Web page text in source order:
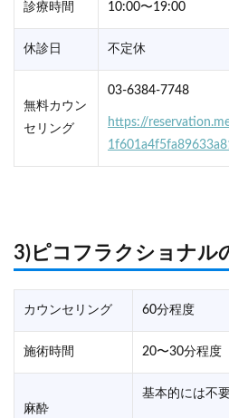
診療時間 10:00〜19:00
休診日 不定休
無料カウン
セリング
03-6384-7748
https://
3)ピコフラクショナル
カウンセリング 60分程度
施術時間 20〜30分程度
麻酔
基本的には不